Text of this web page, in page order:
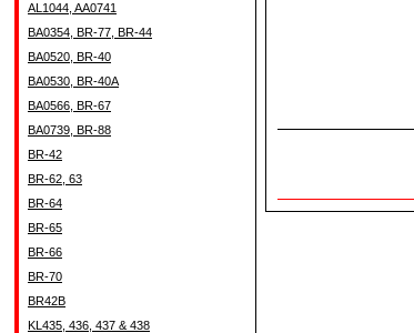
AL1044, AA0741
BA0354, BR-77, BR-44
BA0520, BR-40
BA0530, BR-40A
BA0566, BR-67
BA0739, BR-88
BR-42
BR-62, 63
BR-64
BR-65
BR-66
BR-70
BR42B
KL435, 436, 437 & 438